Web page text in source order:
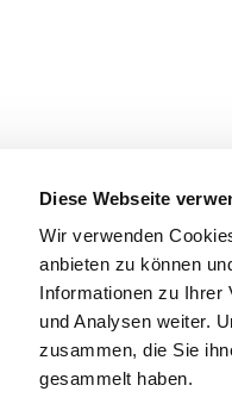
Diese Webseite
Wir verwenden
anbieten zu können
Informationen zu Ihrer
und Analysen weiter.
zusammen, die Sie
gesammelt haben.